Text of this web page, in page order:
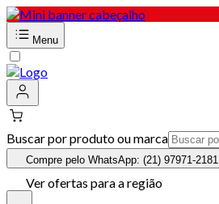
Menu
Buscar por produto ou marca
Compre pelo WhatsApp: (21) 97971-2181
Ver ofertas para a região